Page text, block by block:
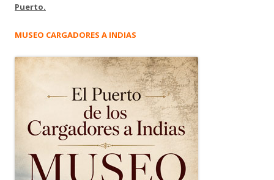
Puerto.
MUSEO CARGADORES A INDIAS